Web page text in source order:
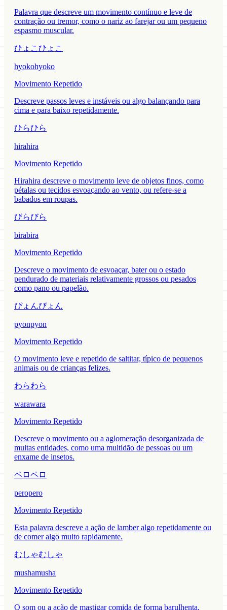
Palavra que descreve um movimento contínuo e leve de
contração ou tremor, como o nariz ao farejar ou um pequeno
espasmo muscular.
ひょこひょこ
hyokohyoko
Movimento Repetido
Descreve passos leves e instáveis ou algo balançando para
cima e para baixo repetidamente.
ひらひら
hirahira
Movimento Repetido
Hirahira descreve o movimento leve de objetos finos, como
pétalas ou tecidos esvoaçando ao vento, ou refere-se a
babados em roupas.
びらびら
birabira
Movimento Repetido
Descreve o movimento de esvoaçar, bater ou o estado
pendurado de materiais relativamente grossos ou pesados
como pano ou papelão.
ぴょんぴょん
pyonpyon
Movimento Repetido
O movimento leve e repetido de saltitar, típico de pequenos
animais ou de crianças felizes.
わらわら
warawara
Movimento Repetido
Descreve o movimento ou a aglomeração desorganizada de
muitas entidades, como uma multidão de pessoas ou um
enxame de insetos.
ペロペロ
peropero
Movimento Repetido
Esta palavra descreve a ação de lamber algo repetidamente ou
de comer algo muito rapidamente.
むしゃむしゃ
mushamusha
Movimento Repetido
O som ou a ação de mastigar comida de forma barulhenta,